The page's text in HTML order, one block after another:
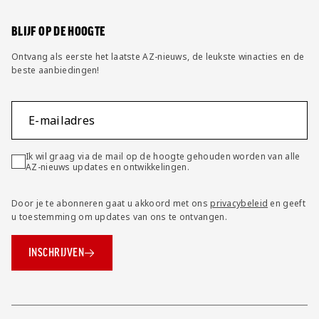
BLIJF OP DE HOOGTE
Ontvang als eerste het laatste AZ-nieuws, de leukste winacties en de
beste aanbiedingen!
E-mailadres
Ik wil graag via de mail op de hoogte gehouden worden van alle
AZ-nieuws updates en ontwikkelingen.
Door je te abonneren gaat u akkoord met onsprivacybeleid en geeft
u toestemming om updates van ons te ontvangen.
INSCHRIJVEN